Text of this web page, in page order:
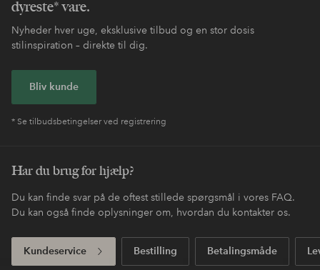
Shop nu, betal senere
Express Få din pakke allerede i morgen*